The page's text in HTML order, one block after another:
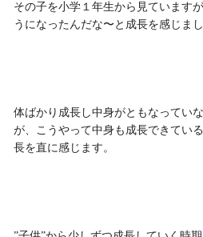
その子を小学１年生から見ています
うになったんだな〜と成長を感じまし
体ばかり成長し中身がともなってい
が、こうやって中身も成長できてい
長を直に感じます。